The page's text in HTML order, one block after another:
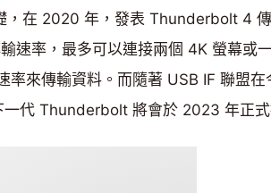
在 2020 年，發表 Thunderbolt 4 傳
率，最多可以連接兩個 4K 螢幕或
來傳輸資料。而隨著 USB IF 聯盟在
代 Thunderbolt 將會於 2023 年正